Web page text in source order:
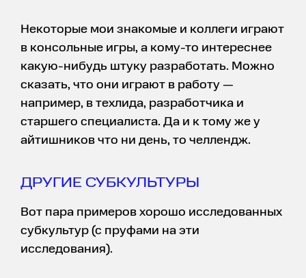
Некоторые мои знакомые и коллеги играют
в консольные игры, а кому-то интереснее
какую-нибудь штуку разработать. Можно
сказать, что они играют в работу —
например, в техлида, разработчика и
старшего специалиста. Да и к тому же у
айтишников что ни день, то челлендж.
ДРУГИЕ СУБКУЛЬТУРЫ
Вот пара примеров хорошо исследованных
субкультур (с пруфами на эти
исследования).